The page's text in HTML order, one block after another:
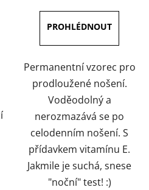
4,7
z
5
hvězdiček.
Permanentní vzorec pro
prodloužené nošení.
Voděodolný a
nerozmazává se po
celodenním nošení. S
přídavkem vitamínu E.
Jakmile je suchá, snese
"noční" test! :)